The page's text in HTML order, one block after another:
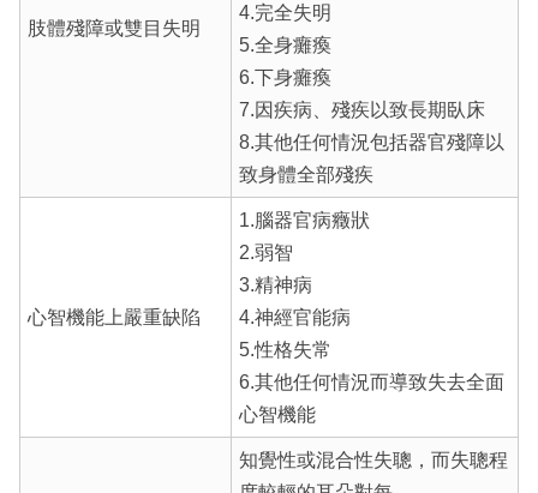
肢體殘障或雙目失明
4.完全失明
5.全身癱瘓
6.下身癱瘓
7.因疾病、殘疾以致長期臥床
8.其他任何情況包括器官殘障以
致身體全部殘疾
心智機能上嚴重缺陷
1.腦器官病癥狀
2.弱智
3.精神病
4.神經官能病
5.性格失常
6.其他任何情況而導致失去全面
心智機能
知覺性或混合性失聰，而失聰程